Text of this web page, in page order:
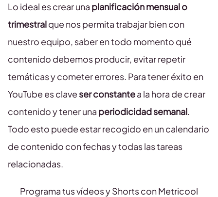
Lo ideal es crear una planificación mensual o
trimestralque nos permita trabajar bien con
nuestro equipo, saber en todo momento qué
contenido debemos producir, evitar repetir
temáticas y cometer errores. Para tener éxito en
YouTube es clave ser constantea la hora de crear
contenido y tener una periodicidad semanal
Todo esto puede estar recogido en un calendario
de contenido con fechas y todas las tareas
relacionadas.
Programa tus vídeos y Shorts con Metricool